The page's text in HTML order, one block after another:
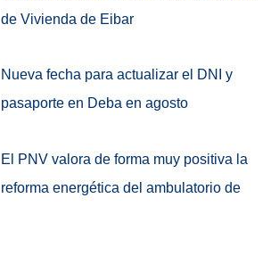
de Vivienda de Eibar
Nueva fecha para actualizar el DNI y
pasaporte en Deba en agosto
El PNV valora de forma muy positiva la
reforma energética del ambulatorio de